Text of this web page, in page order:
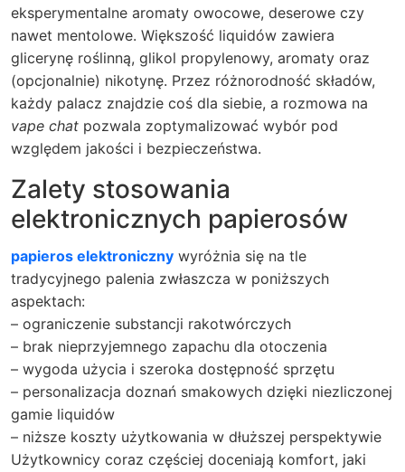
eksperymentalne aromaty owocowe, deserowe czy
nawet mentolowe. Większość liquidów zawiera
glicerynę roślinną, glikol propylenowy, aromaty oraz
(opcjonalnie) nikotynę. Przez różnorodność składów,
każdy palacz znajdzie coś dla siebie, a rozmowa na
vape chat pozwala zoptymalizować wybór pod
względem jakości i bezpieczeństwa.
Zalety stosowania
elektronicznych papierosów
papieros elektroniczny wyróżnia się na tle
tradycyjnego palenia zwłaszcza w poniższych
aspektach:
– ograniczenie substancji rakotwórczych
– brak nieprzyjemnego zapachu dla otoczenia
– wygoda użycia i szeroka dostępność sprzętu
– personalizacja doznań smakowych dzięki niezliczonej
gamie liquidów
– niższe koszty użytkowania w dłuższej perspektywie
Użytkownicy coraz częściej doceniają komfort, jaki